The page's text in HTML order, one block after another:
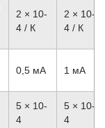
2 × 10-
4 / К
2 × 10-
4 / К
0,5 мА 1 мА
5 × 10-
4
5 × 10-
4